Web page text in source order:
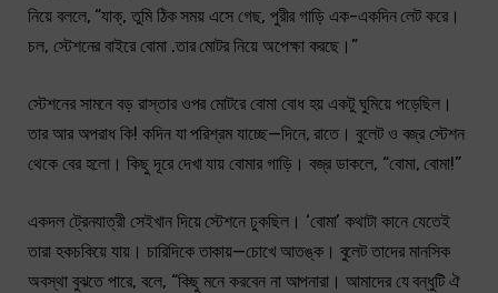
নিয়ে বললে, “যাক্, তুমি ঠিক সময় এসে গেছ, পুরীর গাড়ি এক-একদিন লেট করে।
চল, স্টেশনের বাইরে বোমা .তার মোটর নিয়ে অপেক্ষা করছে।”
স্টেশনের সামনে বড় রাস্তার ওপর মোটরে বোমা বোধ হয় একটু ঘুমিয়ে পড়েছিল।
তার আর অপরাধ কি! কদিন যা পরিশ্রম যাচ্ছে—দিনে, রাতে। বুলেট ও বজ্র স্টেশন
থেকে বের হলো। কিছু দূরে দেখা যায় বোমার গাড়ি। বজ্র ডাকলে, “বোমা, বোমা!”
একদল ট্রেনযাত্রী সেইখান দিয়ে স্টেশনে ঢুকছিল। ‘বোমা’ কথাটা কানে যেতেই
তারা হকচকিয়ে যায়। চারিদিকে তাকায়—চোখে আতঙ্ক। বুলেট তাদের মানসিক
অবস্থা বুঝতে পারে, বলে, “কিছু মনে করবেন না আপনারা। আমাদের যে বন্ধুটি ঐ